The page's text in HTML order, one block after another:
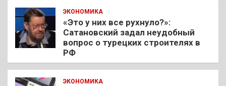
ЭКОНОМИКА
«Это у них все рухнуло?»:
Сатановский задал неудобный
вопрос о турецких строителях в
РФ
ЭКОНОМИКА